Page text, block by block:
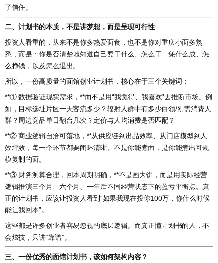
了信任。
二、计划书的本质，不是讲梦想，而是呈现可行性
投资人看重的，从来不是你多热爱面食，也不是你对重庆小面多熟
悉，而是：你是否清楚地知道自己要干什么、怎么干、凭什么成、怎
么挣钱，以及怎么退出。
所以，一份高质量的面馆创业计划书，核心在于三个关键词：
**① 数据验证现实需求，**而不是用“我觉得、我喜欢”去推断市场。例
如，目标选址片区一天客流多少？辐射人群中有多少白领/刚需消费人
群？周边竞品单日翻台几次？定价与人均消费是否匹配？
**② 商业逻辑自洽可落地，**从供应链到出品效率、从门店模型到人
效坪效，每一个环节都要闭环清晰。不是你能煮面，是你能煮出可规
模复制的面。
**③ 财务测算合理，回本周期明确，**不是画大饼，而是用实际经营
逻辑推演三个月、六个月、一年后不同经营状态下的盈亏平衡点。真
正的计划书，应该让投资人看到“如果我现在投你100万，你什么时候
能让我回本”。
这些都是许多创业者容易忽视的底层逻辑。而真正懂计划书的人，不
会炫技，只讲“靠谱”。
三、一份优秀的面馆计划书，该如何架构内容？